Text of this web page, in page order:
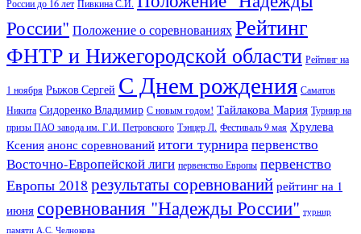
России до 16 лет Пивкина С.И.
России" Положение о соревнованияхРейтинг
ФНТР и Нижегородской области Рейтинг на
1 ноября Рыжов Сергей С Днем рождения Саматов
Никита Сидоренко Владимир С новым годом! Тайлакова Мария Турнир на
призы ПАО завода им. Г.И. Петровского Тэнцер Л. Фестиваль 9 мая Хрулева
Ксения анонс соревнований итоги турнирапервенство
Восточно-Европейской лиги первенство Европы первенство
Европы 2018 результаты соревнований рейтинг на 1
июня соревнования "Надежды России" турнир
памяти А.С. Челнокова